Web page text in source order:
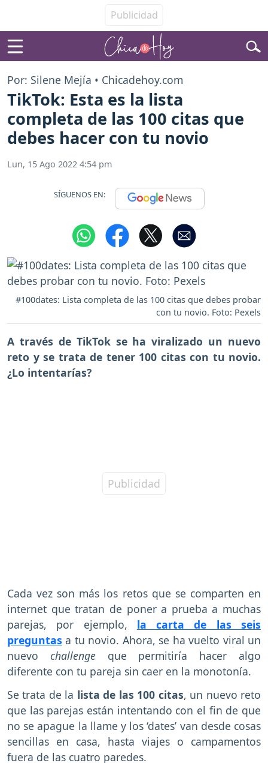
Por: Silene Mejía • Chicadehoy.com
TikTok: Esta es la lista
completa de las 100 citas que
debes hacer con tu novio
Lun, 15 Ago 2022 4:54 pm
SÍGUENOS EN:
#100dates: Lista completa de las 100 citas que debes probar
con tu novio. Foto: Pexels
A través de TikTok se ha viralizado un nuevo
reto y se trata de tener 100 citas con tu novio.
¿Lo intentarías?
Cada vez son más los retos que se comparten en
internet que tratan de poner a prueba a muchas
parejas, por ejemplo, la carta de las seis
preguntas a tu novio. Ahora, se ha vuelto viral un
nuevo challenge que permitiría hacer algo
diferente con tu pareja sin caer en la monotonía.
Se trata de la lista de las 100 citas, un nuevo reto
que las parejas están intentando con el fin de que
no se apague la llame y los ‘dates’ van desde cosas
sencillas en casa, hasta viajes o campamentos
fuera de las cuatro paredes.